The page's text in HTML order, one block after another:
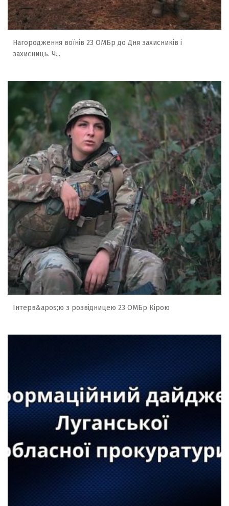
Нагородження воїнів 23 ОМБр до Дня захисників і
захисниць. Ч...
Інтерв&apos;ю з розвідницею 23 ОМБр Кірою